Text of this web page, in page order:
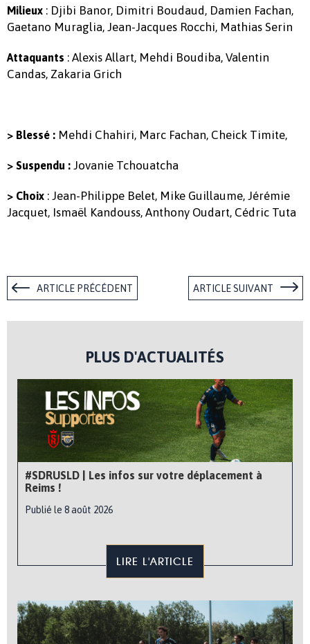
Milieux : Djibi Banor, Dimitri Boudaud, Damien Fachan,
Gaetano Muraglia, Jean-Jacques Rocchi, Mathias Serin
Attaquants : Alexis Allart, Mehdi Boudiba, Valentin
Candas, Zakaria Grich
> Blessé : Mehdi Chahiri, Marc Fachan, Cheick Timite,
> Suspendu : Jovanie Tchouatcha
> Choix : Jean-Philippe Belet, Mike Guillaume, Jérémie
Jacquet, Ismaël Kandouss, Anthony Oudart, Cédric Tuta
ARTICLE PRÉCÉDENT ARTICLE SUIVANT
PLUS D'ACTUALITÉS
#SDRUSLD | Les infos sur votre déplacement à
Reims !
Publié le 8 août 2026
LIRE L'ARTICLE